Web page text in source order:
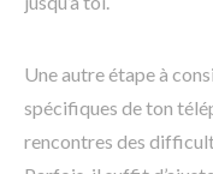
Une autre étape à
spécifiques de ton
rencontres des